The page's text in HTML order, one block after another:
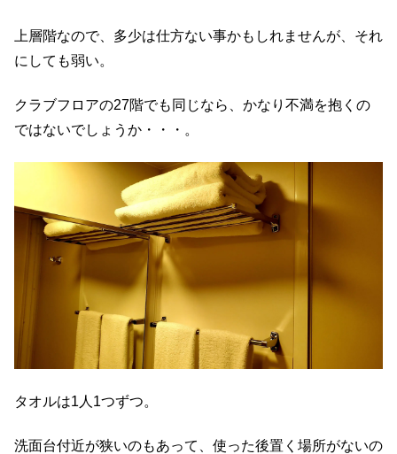
上層階なので、多少は仕方ない事かもしれませんが、それ
にしても弱い。
クラブフロアの27階でも同じなら、かなり不満を抱くの
ではないでしょうか・・・。
タオルは1人1つずつ。
洗面台付近が狭いのもあって、使った後置く場所がないの